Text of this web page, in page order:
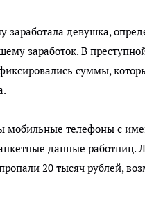
девушка,
заработок. В
суммы,
мобильные телефоны с
данные работниц.
20 тысяч рублей,